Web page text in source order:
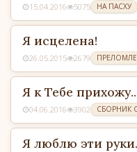
15.04.2016 5075 НА ПАСХУ
Я исцелена!
26.05.2015 2679
Я к Тебе
04.06.2016 3902 СБОРНИК
Я люблю эти